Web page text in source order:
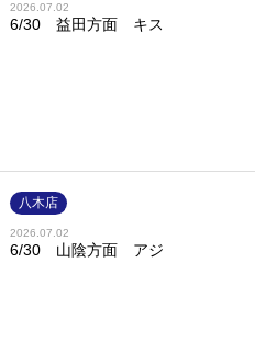
2026.07.02
6/30 益田方面 キス
八木店
2026.07.02
6/30 山陰方面 アジ